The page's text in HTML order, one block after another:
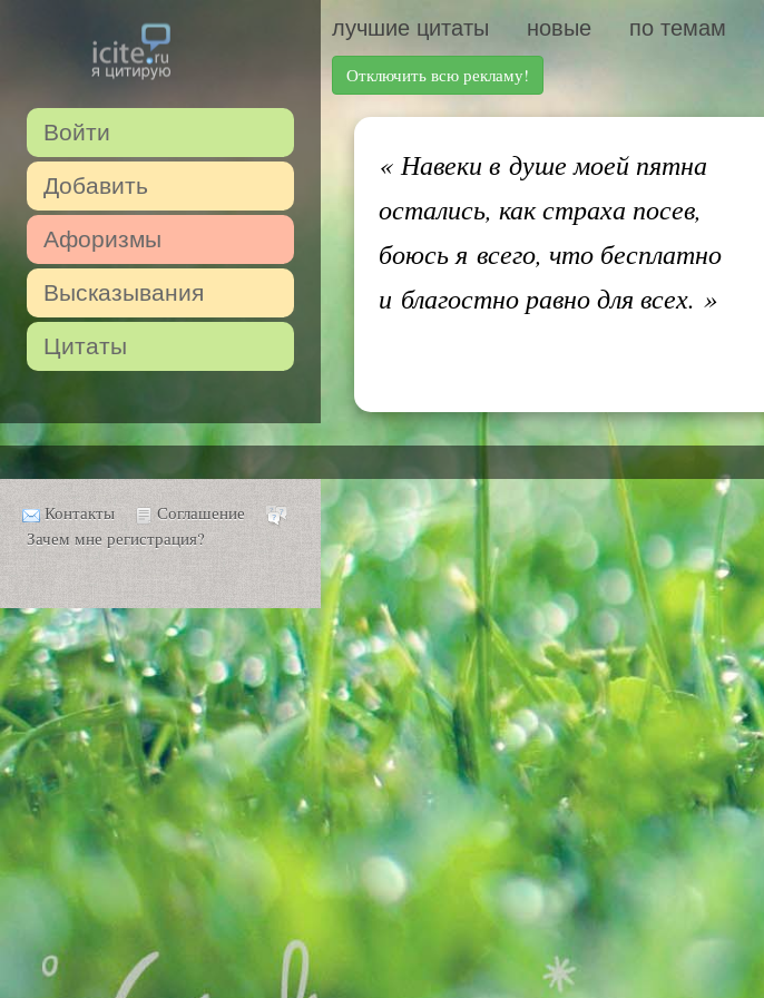
Войти
Добавить
Афоризмы
Высказывания
Цитаты
лучшие цитаты новые по темам
Отключить всю рекламу!
«Навеки в душе моей пятна
остались, как страха посев,
боюсь я всего, что бесплатно
и благостно равно для всех. »
Контакты
Соглашение
Зачем мне регистрация?